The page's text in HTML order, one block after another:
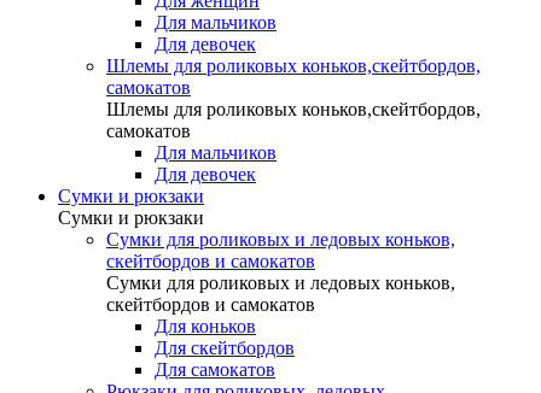
Для мальчиков
Для девочек
Шлемы для роликовых коньков,скейтбордов,
самокатов
Шлемы для роликовых коньков,скейтбордов,
самокатов
Для мальчиков
Для девочек
Сумки и рюкзаки
Сумки и рюкзаки
Сумки для роликовых и ледовых коньков,
скейтбордов и самокатов
Сумки для роликовых и ледовых коньков,
скейтбордов и самокатов
Для коньков
Для скейтбордов
Для самокатов